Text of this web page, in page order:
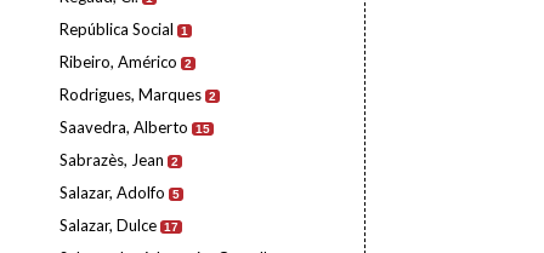
República Social 1
Ribeiro, Américo 2
Rodrigues, Marques 2
Saavedra, Alberto 15
Sabrazès, Jean 2
Salazar, Adolfo 5
Salazar, Dulce 17